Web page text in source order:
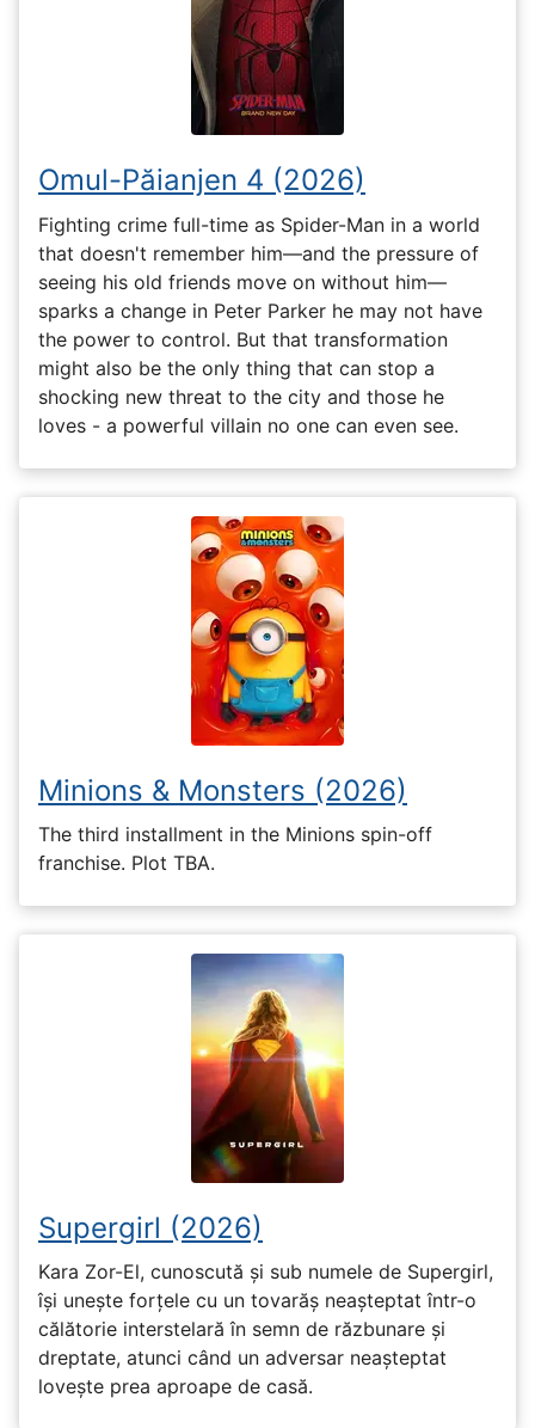
Omul-Păianjen 4 (2026)
Fighting crime full-time as Spider-Man in a world
that doesn't remember him—and the pressure of
seeing his old friends move on without him—
sparks a change in Peter Parker he may not have
the power to control. But that transformation
might also be the only thing that can stop a
shocking new threat to the city and those he
loves - a powerful villain no one can even see.
Minions & Monsters (2026)
The third installment in the Minions spin-off
franchise. Plot TBA.
Supergirl (2026)
Kara Zor-El, cunoscută și sub numele de Supergirl,
își unește forțele cu un tovarăș neașteptat într-o
călătorie interstelară în semn de răzbunare și
dreptate, atunci când un adversar neașteptat
lovește prea aproape de casă.